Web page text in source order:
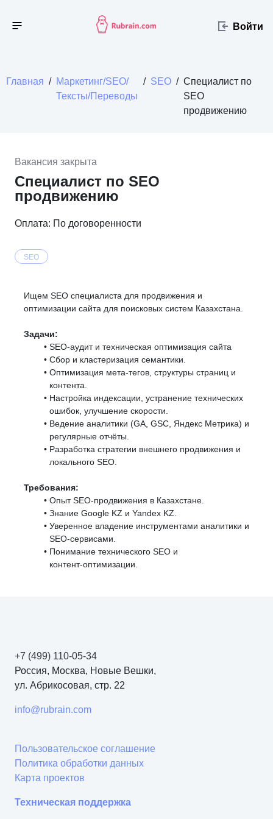
Войти
Главная / Маркетинг/SEO/
Тексты/Переводы
/ SEO / Специалист по
SEO
продвижению
Специалист по SEO
продвижению
Вакансия закрыта
Оплата: По договоренности
SEO
Ищем SEO специалиста для продвижения и
оптимизации сайта для поисковых систем Казахстана.
Задачи:
SEO‑аудит и техническая оптимизация сайта
Сбор и кластеризация семантики.
Оптимизация мета‑тегов, структуры страниц и
контента.
Настройка индексации, устранение технических
ошибок, улучшение скорости.
Ведение аналитики (GA, GSC, Яндекс Метрика) и
регулярные отчёты.
Разработка стратегии внешнего продвижения и
локального SEO.
Требования:
Опыт SEO‑продвижения в Казахстане.
Знание Google KZ и Yandex KZ.
Уверенное владение инструментами аналитики и
SEO‑сервисами.
Понимание технического SEO и
контент‑оптимизации.
+7 (499) 110-05-34
Россия, Москва, Новые Вешки,
ул. Абрикосовая, стр. 22
info@rubrain.com
Пользовательское соглашение
Политика обработки данных
Карта проектов
Техническая поддержка